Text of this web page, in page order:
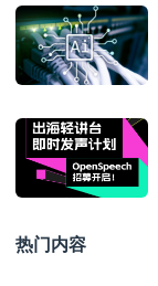
热门内容